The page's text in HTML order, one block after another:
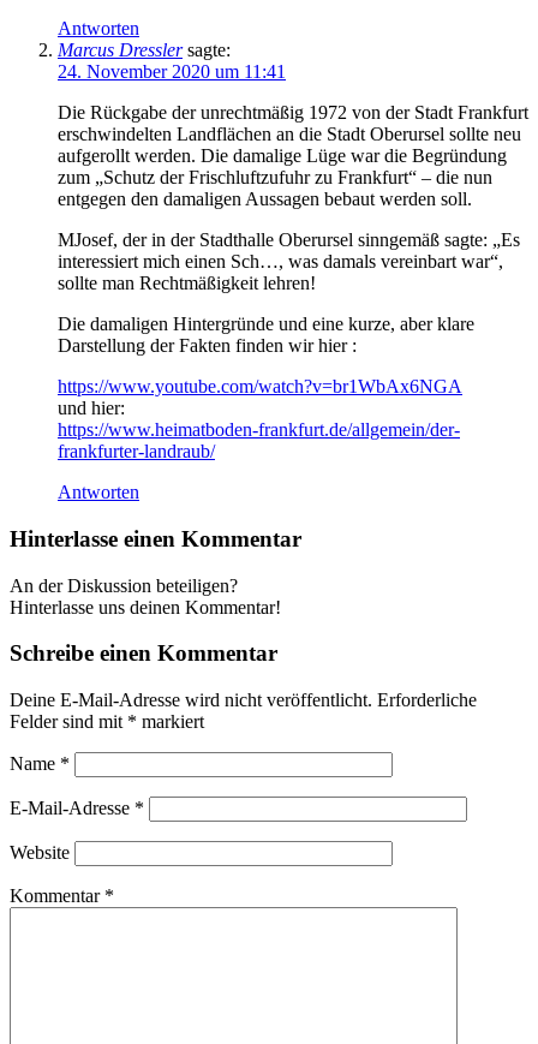
Antworten
Marcus Dressler sagte:
24. November 2020 um 11:41
Die Rückgabe der unrechtmäßig 1972 von der Stadt Frankfurt
erschwindelten Landflächen an die Stadt Oberursel sollte neu
aufgerollt werden. Die damalige Lüge war die Begründung
zum „Schutz der Frischluftzufuhr zu Frankfurt“ – die nun
entgegen den damaligen Aussagen bebaut werden soll.
MJosef, der in der Stadthalle Oberursel sinngemäß sagte: „Es
interessiert mich einen Sch…, was damals vereinbart war“,
sollte man Rechtmäßigkeit lehren!
Die damaligen Hintergründe und eine kurze, aber klare
Darstellung der Fakten finden wir hier :
https://www.youtube.com/watch?v=br1WbAx6NGA
und hier:
https://www.heimatboden-frankfurt.de/allgemein/der-
frankfurter-landraub/
Antworten
Hinterlasse einen Kommentar
An der Diskussion beteiligen?
Hinterlasse uns deinen Kommentar!
Schreibe einen Kommentar
Deine E-Mail-Adresse wird nicht veröffentlicht. Erforderliche
Felder sind mit * markiert
Name *
E-Mail-Adresse *
Website
Kommentar *